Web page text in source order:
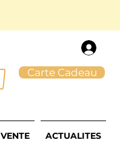
Carte Cadeau
ACTUALITES